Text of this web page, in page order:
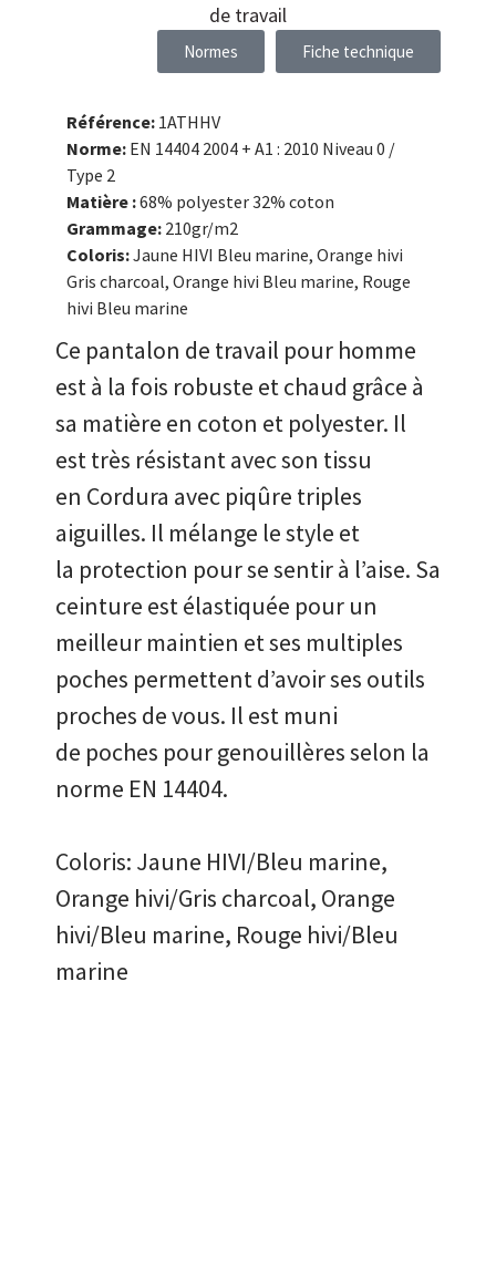
de travail
Normes Fiche technique
Référence: 1ATHHV
Norme: EN 14404 2004 + A1 : 2010 Niveau 0 /
Type 2
Matière :68% polyester 32% coton
Grammage: 210gr/m2
Coloris:Jaune HIVI Bleu marine, Orange hivi
Gris charcoal, Orange hivi Bleu marine, Rouge
hivi Bleu marine
Ce pantalon de travail pour homme
est à la fois robuste et chaud grâce à
sa matière en coton et polyester. Il
est très résistant avec son tissu
en Cordura avec piqûre triples
aiguilles. Il mélange le style et
la protection pour se sentir à l’aise. Sa
ceinture est élastiquée pour un
meilleur maintien et ses multiples
poches permettent d’avoir ses outils
proches de vous. Il est muni
de poches pour genouillères selon la
norme EN 14404.
Coloris: Jaune HIVI/Bleu marine,
Orange hivi/Gris charcoal, Orange
hivi/Bleu marine, Rouge hivi/Bleu
marine